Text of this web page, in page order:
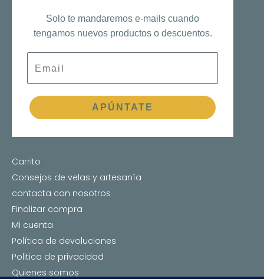
Solo te mandaremos e-mails cuando
tengamos nuevos productos o descuentos.
Email
APÚNTATE
Carrito
Consejos de velas y artesanía
contacta con nosotros
Finalizar compra
Mi cuenta
Política de devoluciones
Politica de privacidad
Quienes somos